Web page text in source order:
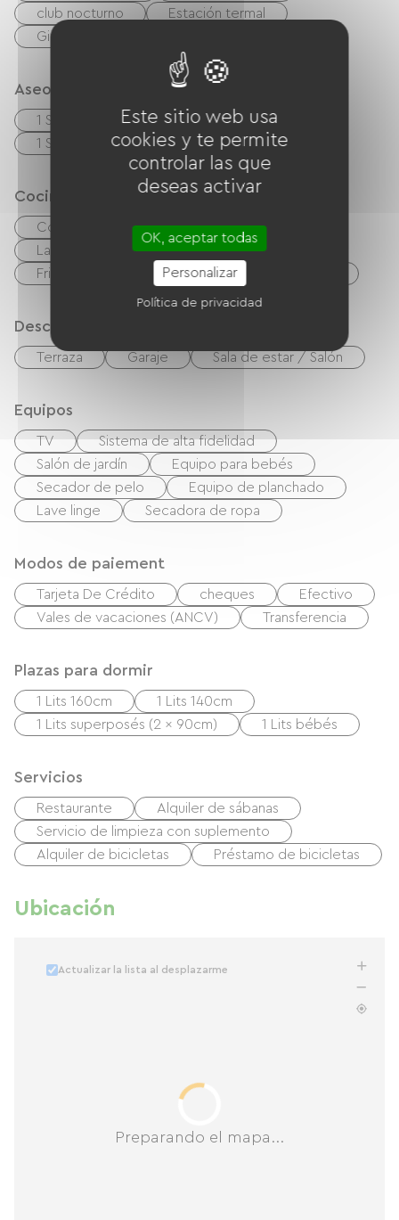
club nocturno
Estación termal
Gimnasio
Aseos
1 Salle d'eau (douche)
1 Salle de bain (baignoire)
Cocina
Cocina cuisinière
microonda
Las cuatro
Campana extractora
Frigorífico
Lavavajillas
Descripción
Terraza Garaje Sala de estar / Salón
Equipos
TV
Sistema de alta fidelidad
Salón de jardín
Equipo para bebés
Secador de pelo
Equipo de planchado
Lave linge
Secadora de ropa
Modos de paiement
Tarjeta De Crédito cheques
Efectivo
Vales de vacaciones (ANCV)
Transferencia
Plazas para dormir
1 Lits 160cm
1 Lits 140cm
1 Lits superposés (2 x 90cm)
1 Lits bébés
Servicios
Restaurante
Alquiler de sábanas
Servicio de limpieza con suplemento
Alquiler de bicicletas
Préstamo de bicicletas
Ubicación
Preparando el mapa...
Actualizar la lista al desplazarme
Este sitio web usa
cookies y te permite
controlar las que
deseas activar
OK, aceptar todas
Personalizar
Política de privacidad